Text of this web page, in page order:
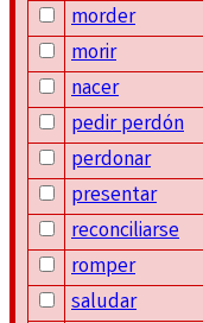
morder
morir
nacer
pedir perdón
perdonar
presentar
reconciliarse
romper
saludar